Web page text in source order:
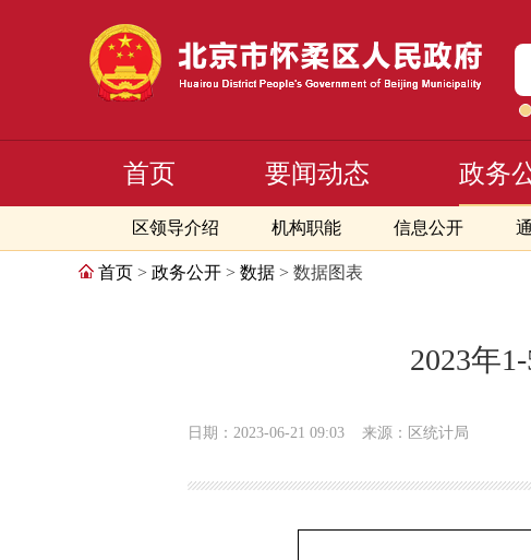
首页 要闻动态 政务
区领导介绍 机构职能 信息公开
首页 > 政务公开 > 数据 > 数据图表
2023年
日期：2023-06-21 09:03 来源：区统计局